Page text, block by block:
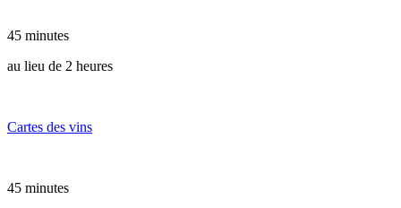
45 minutes
au lieu de 2 heures
Cartes des vins
45 minutes